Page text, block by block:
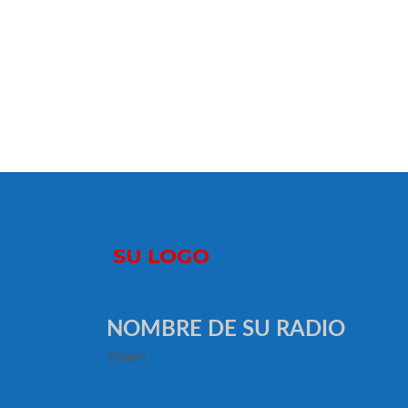
NOMBRE DE SU RADIO
slogan